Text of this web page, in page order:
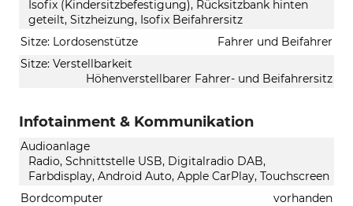
Isofix (Kindersitzbefestigung), Rücksitzbank hinten
geteilt, Sitzheizung, Isofix Beifahrersitz
Sitze: Lordosenstütze
Fahrer und Beifahrer
Sitze: Verstellbarkeit
Höhenverstellbarer Fahrer- und Beifahrersitz
Infotainment & Kommunikation
Audioanlage
Radio, Schnittstelle USB, Digitalradio DAB,
Farbdisplay, Android Auto, Apple CarPlay, Touchscreen
Bordcomputer
vorhanden